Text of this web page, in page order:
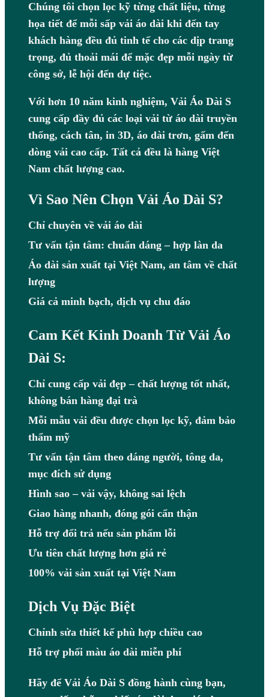
Chúng tôi chọn lọc kỹ từng chất liệu, từng
họa tiết để mỗi sấp vải áo dài khi đến tay
khách hàng đều đủ tinh tế cho các dịp trang
trọng, đủ thoải mái để mặc đẹp mỗi ngày từ
công sở, lễ hội đến dự tiệc.
Với hơn 10 năm kinh nghiệm, Vải Áo Dài S
cung cấp đầy đủ các loại vải từ áo dài truyền
thống, cách tân, in 3D, áo dài trơn, gấm đến
dòng vải cao cấp. Tất cả đều là hàng Việt
Nam chất lượng cao.
Vì Sao Nên Chọn Vải Áo Dài S?
Chỉ chuyên về vải áo dài
Tư vấn tận tâm: chuẩn dáng – hợp làn da
Áo dài sản xuất tại Việt Nam, an tâm về chất
lượng
Giá cả minh bạch, dịch vụ chu đáo
Cam Kết Kinh Doanh Từ Vải Áo
Dài S:
Chỉ cung cấp vải đẹp – chất lượng tốt nhất,
không bán hàng đại trà
Mỗi mẫu vải đều được chọn lọc kỹ, đảm bảo
thẩm mỹ
Tư vấn tận tâm theo dáng người, tông da,
mục đích sử dụng
Hình sao – vải vậy, không sai lệch
Giao hàng nhanh, đóng gói cẩn thận
Hỗ trợ đổi trả nếu sản phẩm lỗi
Ưu tiên chất lượng hơn giá rẻ
100% vải sản xuất tại Việt Nam
Dịch Vụ Đặc Biệt
Chỉnh sửa thiết kế phù hợp chiều cao
Hỗ trợ phối màu áo dài miễn phí
Hãy để Vải Áo Dài S đồng hành cùng bạn,